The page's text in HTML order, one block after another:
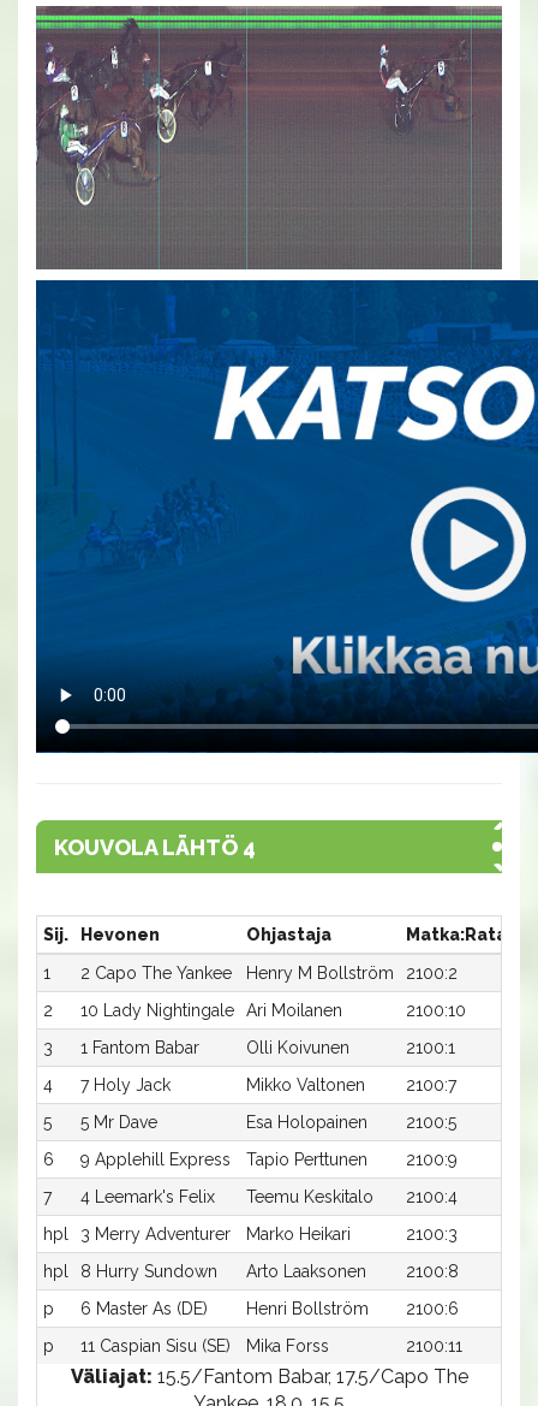
KOUVOLA LÄHTÖ 4
Sij. Hevonen Ohjastaja Matka:Rata
1
2 Capo The Yankee Henry M Bollström 2100:2
2
10 Lady Nightingale Ari Moilanen 2100:10
3
1 Fantom Babar Olli Koivunen 2100:1
4
7 Holy Jack Mikko Valtonen 2100:7
5
5 Mr Dave Esa Holopainen 2100:5
6
9 Applehill Express Tapio Perttunen 2100:9
7
4 Leemark's Felix Teemu Keskitalo 2100:4
hpl
3 Merry Adventurer Marko Heikari 2100:3
hpl
8 Hurry Sundown Arto Laaksonen 2100:8
p
6 Master As (DE) Henri Bollström 2100:6
p
11 Caspian Sisu (SE) Mika Forss 2100:11
Väliajat: 15.5/Fantom Babar, 17.5/Capo The